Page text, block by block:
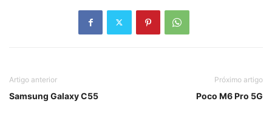
Artigo anterior
Samsung Galaxy C55
Próximo artigo
Poco M6 Pro 5G